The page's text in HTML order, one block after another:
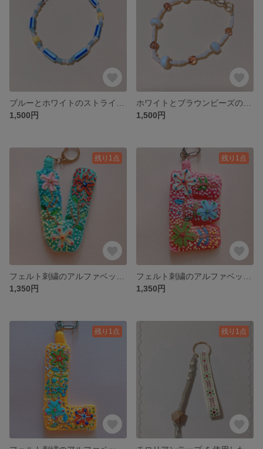
1,500円
1,500円
残り1点
1,350円
残り1点
1,350円
残り1点 残り1点